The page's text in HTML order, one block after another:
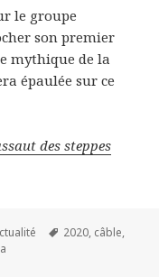
le groupe
son premier
mythique de la
épaulée sur ce
des steppes
Mots-
2020, câble,